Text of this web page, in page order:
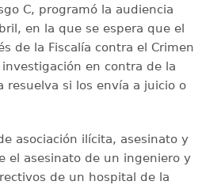
C, programó la audiencia
en la que se espera que el
de la Fiscalía contra el Crimen
en contra de la
resuelva si los envía a juicio o
asociación ilícita, asesinato y
el asesinato de un ingeniero y
de un hospital de la